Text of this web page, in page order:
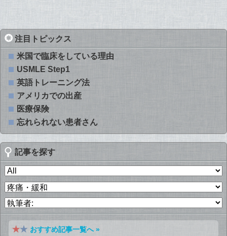
注目トピックス
米国で臨床をしている理由
USMLE Step1
英語トレーニング法
アメリカでの出産
医療保険
忘れられない患者さん
記事を探す
おすすめ記事一覧へ »